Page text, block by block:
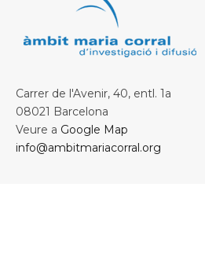
Carrer de l'Avenir, 40, entl. 1a
08021 Barcelona
Veure a Google Map
info@ambitmariacorral.org